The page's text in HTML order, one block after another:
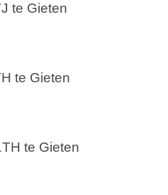
te Gieten
te Gieten
te Gieten